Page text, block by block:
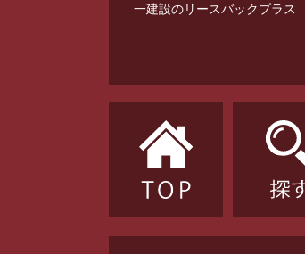
一建設のリースバックプラス